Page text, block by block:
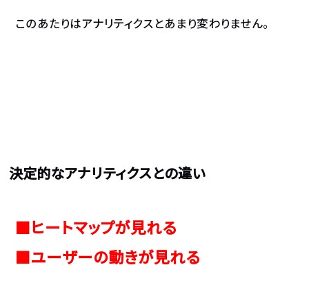
このあたりはアナリティクスとあまり変わりません。
決定的なアナリティクスとの違い
■ヒートマップが見れる
■ユーザーの動きが見れる